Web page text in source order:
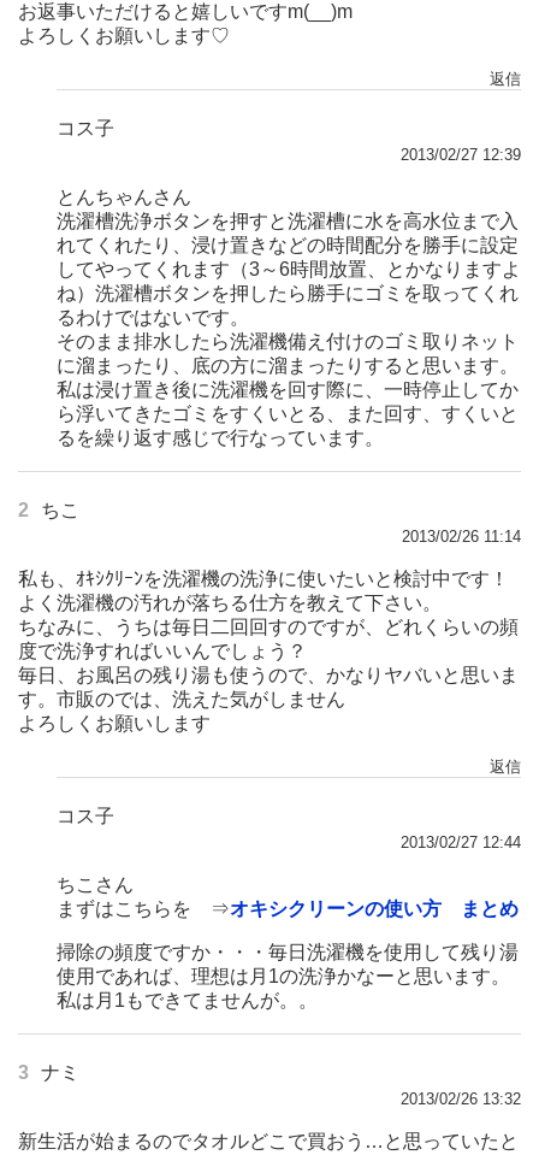
お返事いただけると嬉しいですm(__)m
よろしくお願いします♡
返信
コス子
2013/02/27 12:39
とんちゃんさん
洗濯槽洗浄ボタンを押すと洗濯槽に水を高水位まで入
れてくれたり、浸け置きなどの時間配分を勝手に設定
してやってくれます（3～6時間放置、とかなりますよ
ね）洗濯槽ボタンを押したら勝手にゴミを取ってくれ
るわけではないです。
そのまま排水したら洗濯機備え付けのゴミ取りネット
に溜まったり、底の方に溜まったりすると思います。
私は浸け置き後に洗濯機を回す際に、一時停止してか
ら浮いてきたゴミをすくいとる、また回す、すくいと
るを繰り返す感じで行なっています。
2 ちこ
2013/02/26 11:14
私も、ｵｷｼｸﾘｰﾝを洗濯機の洗浄に使いたいと検討中です！
よく洗濯機の汚れが落ちる仕方を教えて下さい。
ちなみに、うちは毎日二回回すのですが、どれくらいの頻
度で洗浄すればいいんでしょう？
毎日、お風呂の残り湯も使うので、かなりヤバいと思いま
す。市販のでは、洗えた気がしません
よろしくお願いします
返信
コス子
2013/02/27 12:44
ちこさん
まずはこちらを ⇒オキシクリーンの使い方 まとめ
掃除の頻度ですか・・・毎日洗濯機を使用して残り湯
使用であれば、理想は月1の洗浄かなーと思います。
私は月1もできてませんが。。
3 ナミ
2013/02/26 13:32
新生活が始まるのでタオルどこで買おう…と思っていたと